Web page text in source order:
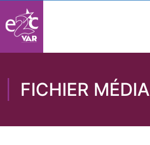
FICHIER MÉDIA